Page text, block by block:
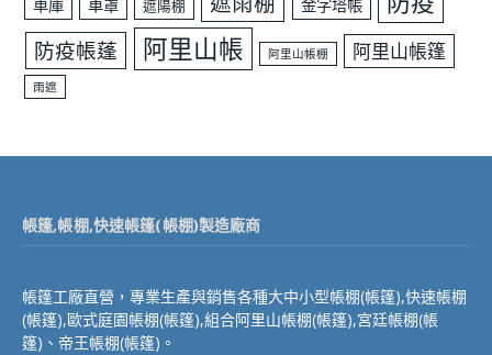
車庫 車罩 遮陽棚 金字塔帳
防疫帳蓬 阿里山帳 阿里山帳棚 阿里山帳篷
雨遮
帳篷,帳棚,快速帳篷(帳棚)製造廠商
帳篷工廠直營，專業生產與銷售各種大中小型帳棚(帳篷),快速帳棚
(帳篷),歐式庭園帳棚(帳篷),組合阿里山帳棚(帳篷),宮廷帳棚(帳
篷)、帝王帳棚(帳篷)。